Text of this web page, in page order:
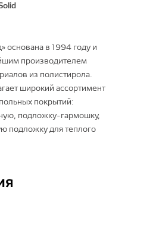
химия
панели
ковры
Division
дорожки
основана в 1994 году и
производителем
из полистирола.
широкий ассортимент
покрытий:
подложку-гармошку,
подложку для теплого